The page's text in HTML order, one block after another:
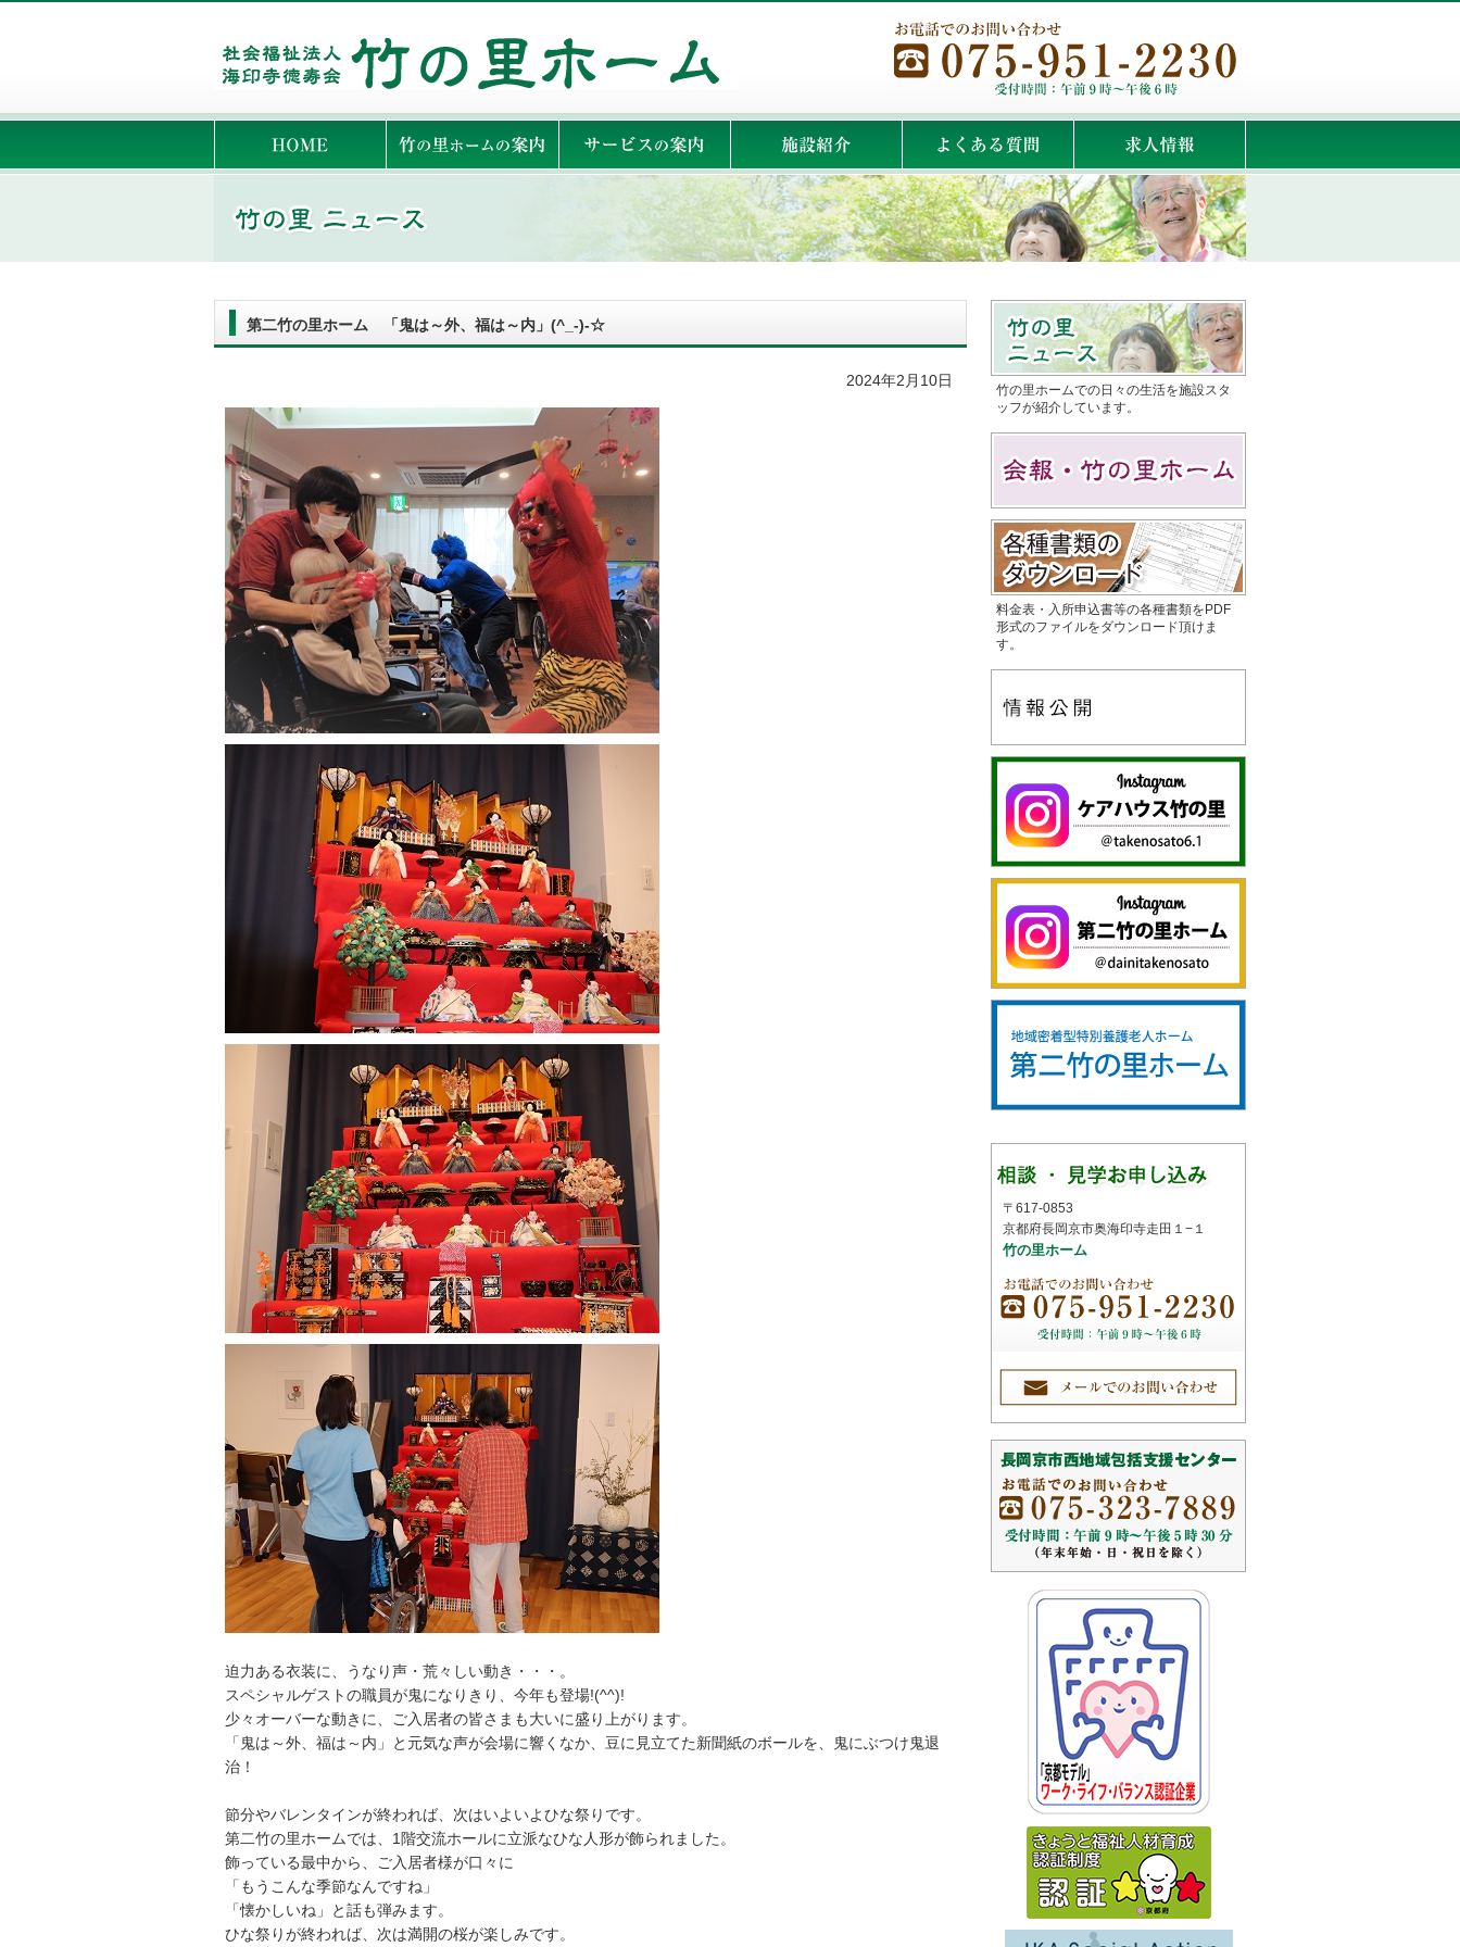
第二竹の里ホーム 「鬼は～外、福は～内」(^_-)-☆
2024年2月10日
迫力ある衣装に、うなり声・荒々しい動き・・・。
スペシャルゲストの職員が鬼になりきり、今年も登場!(^^)!
少々オーバーな動きに、ご入居者の皆さまも大いに盛り上がります。
「鬼は～外、福は～内」と元気な声が会場に響くなか、豆に見立てた新聞紙のボールを、鬼にぶつけ鬼退
治！
節分やバレンタインが終われば、次はいよいよひな祭りです。
第二竹の里ホームでは、1階交流ホールに立派なひな人形が飾られました。
飾っている最中から、ご入居者様が口々に
「もうこんな季節なんですね」
「懐かしいね」と話も弾みます。
ひな祭りが終われば、次は満開の桜が楽しみです。
竹の里ホームでの日々の生活を施設スタ
ッフが紹介しています。
料金表・入所申込書等の各種書類をPDF
形式のファイルをダウンロード頂けま
す。
〒617-0853
京都府長岡京市奥海印寺走田１−１
竹の里ホーム